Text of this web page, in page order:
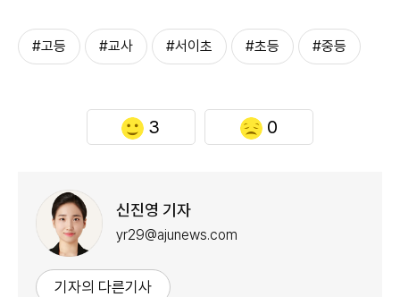
#고등 #교사 #서이초 #초등 #중등
3 0
신진영 기자
yr29@ajunews.com
기자의 다른기사